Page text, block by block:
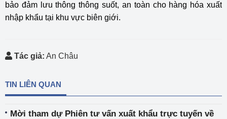
bảo đảm lưu thông thông suốt, an toàn cho hàng hóa xuất
nhập khẩu tại khu vực biên giới.
Tác giả: An Châu
TIN LIÊN QUAN
Mời tham dự Phiên tư vấn xuất khẩu trực tuyến về